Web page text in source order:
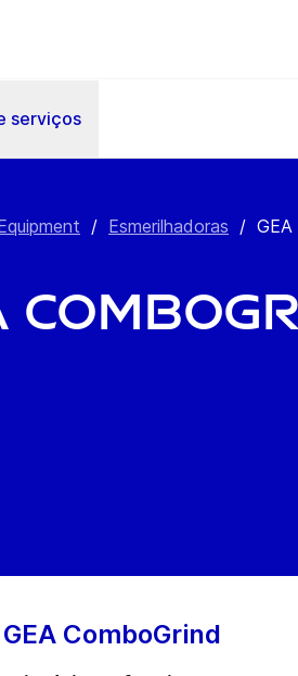
serviços
/ Esmerilhadoras / GEA
GEA ComboGrind